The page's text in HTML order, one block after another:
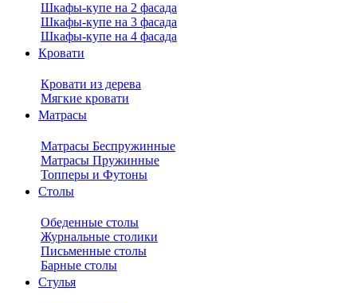
Шкафы-купе на 2 фасада
Шкафы-купе на 3 фасада
Шкафы-купе на 4 фасада
Кровати
Кровати из дерева
Мягкие кровати
Матрасы
Матрасы Беспружинные
Матрасы Пружинные
Топперы и Футоны
Столы
Обеденные столы
Журнальные столики
Письменные столы
Барные столы
Стулья